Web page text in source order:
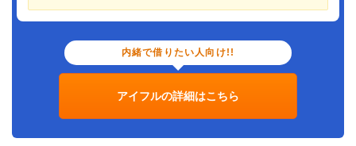
内緒で借りたい人向け!!
アイフルの詳細はこちら